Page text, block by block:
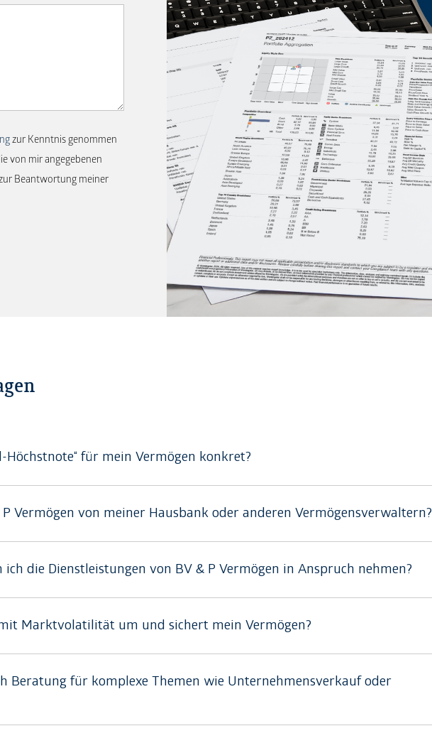
zur Kenntnis genommen
von mir angegebenen
Beantwortung meiner
Höchstnote“ für mein Vermögen konkret?
Vermögen von meiner Hausbank oder anderen Vermögensverwaltern?
die Dienstleistungen von BV & P Vermögen in Anspruch nehmen?
Marktvolatilität um und sichert mein Vermögen?
Beratung für komplexe Themen wie Unternehmensverkauf oder